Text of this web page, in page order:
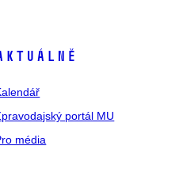
portál MU
média